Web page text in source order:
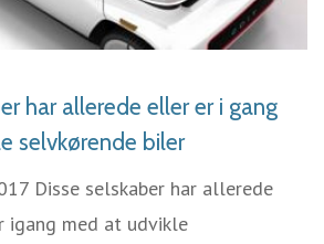
LÆS MERE
har allerede eller er i gang
selvkørende biler
Disse selskaber har allerede
med at udvikle